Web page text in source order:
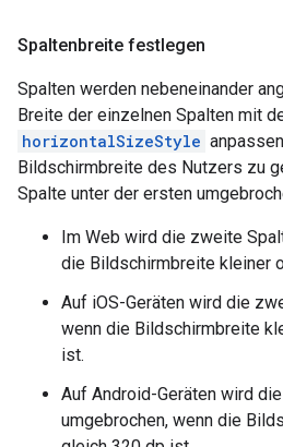
Spaltenbreite festlegen
Spalten werden nebeneinander
Breite der einzelnen Spalten mit
horizontalSizeStyle
Bildschirmbreite des Nutzers zu
Spalte unter der ersten
Im Web wird die zweite
die Bildschirmbreite kleiner
Auf iOS-Geräten wird die
wenn die Bildschirmbreite
ist.
Auf Android-Geräten wird
umgebrochen, wenn die